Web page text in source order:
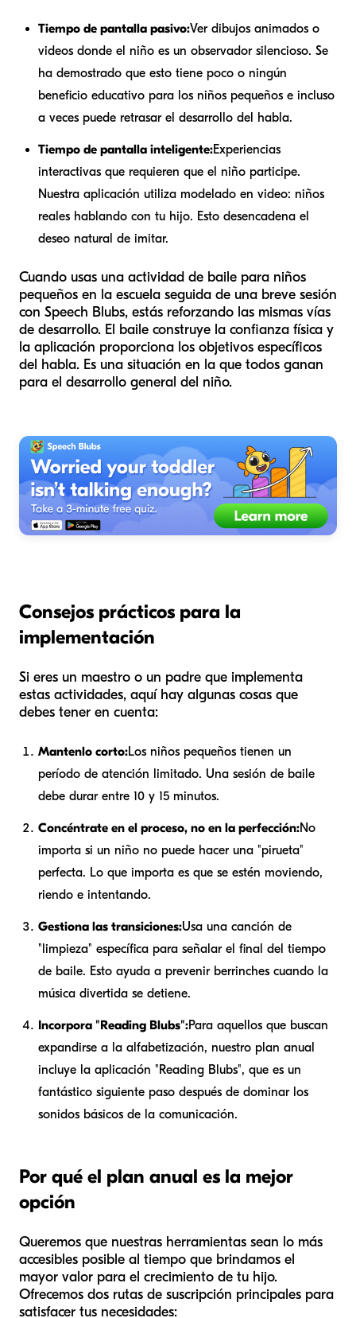
Tiempo de pantalla pasivo:Ver dibujos animados o
videos donde el niño es un observador silencioso. Se
ha demostrado que esto tiene poco o ningún
beneficio educativo para los niños pequeños e incluso
a veces puede retrasar el desarrollo del habla.
Tiempo de pantalla inteligente:Experiencias
interactivas que requieren que el niño participe.
Nuestra aplicación utiliza modelado en video: niños
reales hablando con tu hijo. Esto desencadena el
deseo natural de imitar.
Cuando usas una actividad de baile para niños
pequeños en la escuela seguida de una breve sesión
con Speech Blubs, estás reforzando las mismas vías
de desarrollo. El baile construye la confianza física y
la aplicación proporciona los objetivos específicos
del habla. Es una situación en la que todos ganan
para el desarrollo general del niño.
Consejos prácticos para la
implementación
Si eres un maestro o un padre que implementa
estas actividades, aquí hay algunas cosas que
debes tener en cuenta:
Mantenlo corto:Los niños pequeños tienen un
período de atención limitado. Una sesión de baile
debe durar entre 10 y 15 minutos.
Concéntrate en el proceso, no en la perfección:No
importa si un niño no puede hacer una "pirueta"
perfecta. Lo que importa es que se estén moviendo,
riendo e intentando.
Gestiona las transiciones:Usa una canción de
"limpieza" específica para señalar el final del tiempo
de baile. Esto ayuda a prevenir berrinches cuando la
música divertida se detiene.
Incorpora "Reading Blubs":Para aquellos que buscan
expandirse a la alfabetización, nuestro plan anual
incluye la aplicación "Reading Blubs", que es un
fantástico siguiente paso después de dominar los
sonidos básicos de la comunicación.
Por qué el plan anual es la mejor
opción
Queremos que nuestras herramientas sean lo más
accesibles posible al tiempo que brindamos el
mayor valor para el crecimiento de tu hijo.
Ofrecemos dos rutas de suscripción principales para
satisfacer tus necesidades: